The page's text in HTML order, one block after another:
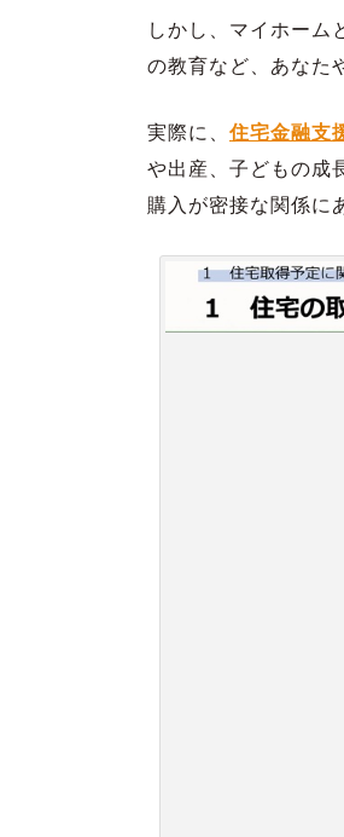
しかし、マイホーム
の教育など、あなた
実際に、 住宅金融支
や出産、子どもの成
購入が密接な関係に